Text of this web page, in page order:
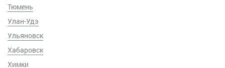
Тюмень
Улан-Удэ
Ульяновск
Хабаровск
Химки